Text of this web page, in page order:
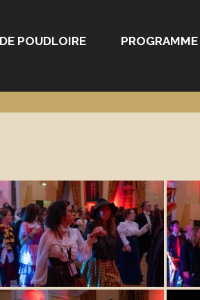
POUDLOIRE PROGRAMME